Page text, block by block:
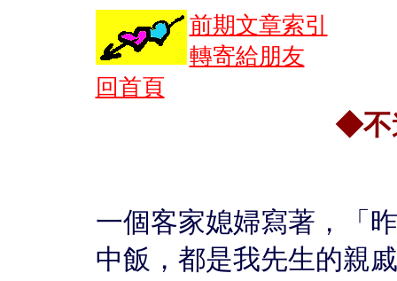
前期文章索引
轉寄給朋友
回首頁
◆不
一個客家媳婦寫著，「
中飯，都是我先生的親